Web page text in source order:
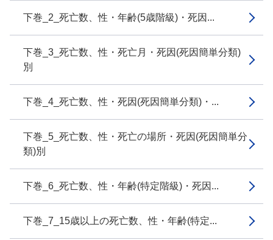
下巻_2_死亡数、性・年齢(5歳階級)・死因...
下巻_3_死亡数、性・死亡月・死因(死因簡単分類)
別
下巻_4_死亡数、性・死因(死因簡単分類)・...
下巻_5_死亡数、性・死亡の場所・死因(死因簡単分
類)別
下巻_6_死亡数、性・年齢(特定階級)・死因...
下巻_7_15歳以上の死亡数、性・年齢(特定...